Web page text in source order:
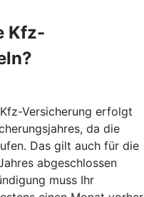
Kfz-
Versicherung erfolgt
da die
Das gilt auch für die
abgeschlossen
muss Ihr